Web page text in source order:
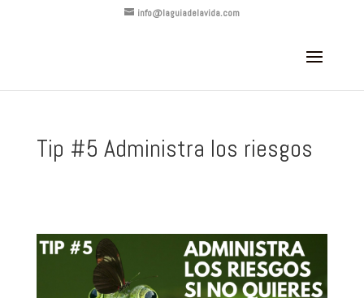
info@laguiadelavida.com
Tip #5 Administra los riesgos